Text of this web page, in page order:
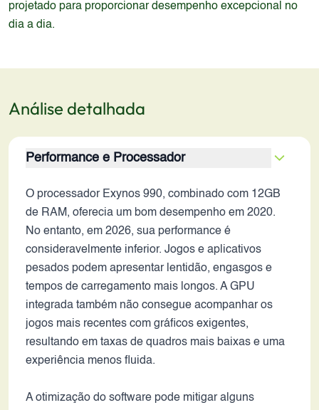
projetado para proporcionar desempenho excepcional no
dia a dia.
Análise detalhada
Performance e Processador
O processador Exynos 990, combinado com 12GB
de RAM, oferecia um bom desempenho em 2020.
No entanto, em 2026, sua performance é
consideravelmente inferior. Jogos e aplicativos
pesados podem apresentar lentidão, engasgos e
tempos de carregamento mais longos. A GPU
integrada também não consegue acompanhar os
jogos mais recentes com gráficos exigentes,
resultando em taxas de quadros mais baixas e uma
experiência menos fluida.
A otimização do software pode mitigar alguns